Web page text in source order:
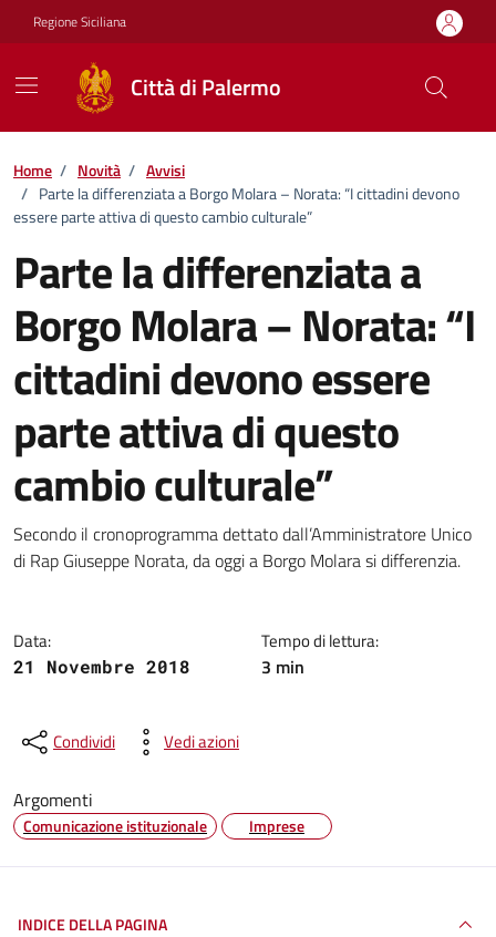
Vai ai contenuti
Vai al footer
Regione Siciliana
Città di Palermo
Home / Novità / Avvisi
/ Parte la differenziata a Borgo Molara – Norata: “I cittadini devono
essere parte attiva di questo cambio culturale”
Parte la differenziata a
Borgo Molara – Norata: “I
cittadini devono essere
parte attiva di questo
cambio culturale”
Dettagli della notizia
Secondo il cronoprogramma dettato dall’Amministratore Unico
di Rap Giuseppe Norata, da oggi a Borgo Molara si differenzia.
Data:
21 Novembre 2018
Tempo di lettura:
3 min
Condividi Vedi azioni
Argomenti
Comunicazione istituzionale Imprese
INDICE DELLA PAGINA